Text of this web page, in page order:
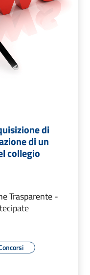
di
di un
collegio
Trasparente -